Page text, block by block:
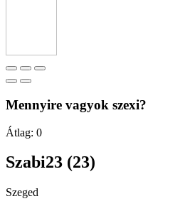
Mennyire vagyok szexi?
Átlag: 0
Szabi23 (23)
Szeged